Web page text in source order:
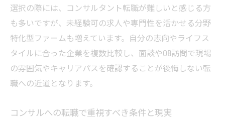
る背景
東京のコンサル求人で未経験者が評価され
る理由
未経験からコンサル転職する際の注意点
年収アップ実現へコンサルで掴む新たな道
コンサル転職で年収アップを狙う具体的戦
選択の際には、コンサルタント転職が難しいと感じる方
も多いですが、未経験可の求人や専門性を活かせる分野
特化型ファームも増えています。自分の志向やライフス
タイルに合った企業を複数比較し、面談やOB訪問で現場
の雰囲気やキャリアパスを確認することが後悔しない転
職への近道となります。
コンサルへの転職で重視すべき条件と現実